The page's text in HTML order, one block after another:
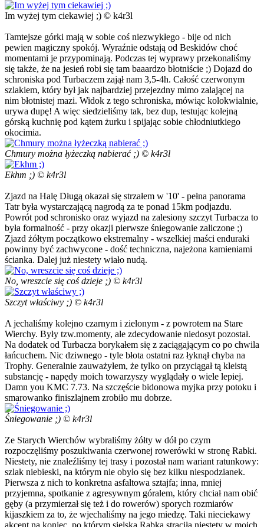
Im wyżej tym ciekawiej ;) © k4r3l
Tamtejsze górki mają w sobie coś niezwykłego - bije od nich
pewien magiczny spokój. Wyraźnie odstają od Beskidów choć
momentami je przypominają. Podczas tej wyprawy przekonaliśmy
się także, że na jesień robi się tam baaardzo błotniście ;) Dojazd do
schroniska pod Turbaczem zajął nam 3,5-4h. Całość czerwonym
szlakiem, który był jak najbardziej przejezdny mimo zalającej na
nim błotnistej mazi. Widok z tego schroniska, mówiąc kolokwialnie,
urywa dupę! A więc siedzieliśmy tak, bez dup, testując kolejną
górską kuchnię pod kątem żurku i spijając sobie chłodniutkiego
okocimia.
Chmury można łyżeczką nabierać ;) © k4r3l
Ekhm ;) © k4r3l
Zjazd na Halę Długą okazał się strzałem w '10' - pełna panorama
Tatr była wystarczającą nagrodą za te ponad 15km podjazdu.
Powrót pod schronisko oraz wyjazd na zalesiony szczyt Turbacza to
była formalność - przy okazji pierwsze śniegowanie zaliczone ;)
Zjazd żółtym początkowo ekstremalny - wszelkiej maści enduraki
powinny być zachwycone - dość techniczna, najeżona kamieniami
ścianka. Dalej już niestety wiało nudą.
No, wreszcie się coś dzieje ;) © k4r3l
Szczyt właściwy ;) © k4r3l
A jechaliśmy kolejno czarnym i zielonym - z powrotem na Stare
Wierchy. Były tzw.momenty, ale zdecydowanie niedosyt pozostał.
Na dodatek od Turbacza borykałem się z zaciągającym co po chwila
łańcuchem. Nic dziwnego - tyle błota ostatni raz łyknął chyba na
Trophy. Generalnie zauważyłem, że tylko on przyciągał tą kleistą
substancję - napędy moich towarzyszy wyglądały o wiele lepiej.
Damn you KMC 7.73. Na szczęście bidonowa myjka przy potoku i
smarowanko finiszlajnem zrobiło mu dobrze.
Śniegowanie ;) © k4r3l
Ze Starych Wierchów wybraliśmy żółty w dół po czym
rozpoczęliśmy poszukiwania czerwonej rowerówki w stronę Rabki.
Niestety, nie znaleźliśmy tej trasy i pozostał nam wariant ratunkowy:
szlak niebieski, na którym nie obyło się bez kilku niespodzianek.
Pierwsza z nich to konkretna asfaltowa sztajfa; inna, mniej
przyjemna, spotkanie z agresywnym góralem, który chciał nam obić
gęby (a przymierzał się też i do rowerów) sporych rozmiarów
kijaszkiem za to, że wjechaliśmy na jego miedzę. Taki nieciekawy
akcent na koniec, po którym sielska Rabka straciła niestety w moich